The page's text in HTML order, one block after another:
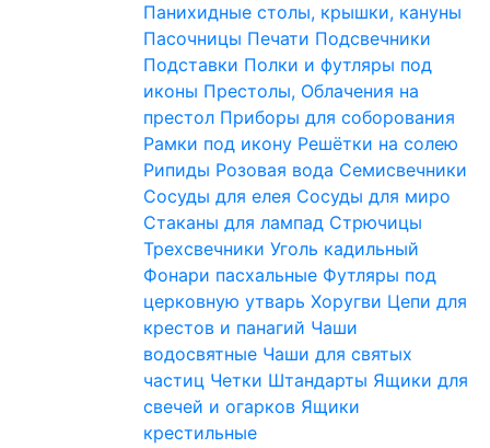
Панихидные столы, крышки, кануны
Пасочницы Печати Подсвечники
Подставки Полки и футляры под
иконы Престолы, Облачения на
престол Приборы для соборования
Рамки под икону Решётки на солею
Рипиды Розовая вода Семисвечники
Сосуды для елея Сосуды для миро
Стаканы для лампад Стрючицы
Трехсвечники Уголь кадильный
Фонари пасхальные Футляры под
церковную утварь Хоругви Цепи для
крестов и панагий Чаши
водосвятные Чаши для святых
частиц Четки Штандарты Ящики для
свечей и огарков Ящики
крестильные